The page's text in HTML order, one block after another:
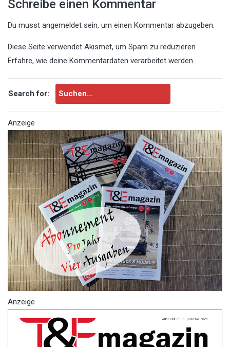
Schreibe einen Kommentar
Du musst angemeldet sein, um einen Kommentar abzugeben.
Diese Seite verwendet Akismet, um Spam zu reduzieren.
Erfahre, wie deine Kommentardaten verarbeitet werden..
Search for:
Anzeige
Anzeige